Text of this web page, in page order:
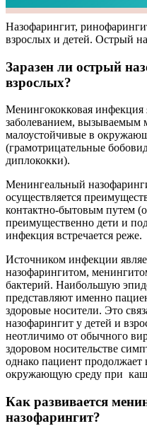
Назофарингит,
взрослых и детей. Острый
Заразен ли острый
взрослых?
Менингококковая
заболеванием, вызываемым
малоустойчивые в
(грамотрицательные
диплококки).
Менингеальный
осуществляется
контактно-бытовым путем
преимущественно дети и
инфекция встречается реже.
Источником инфекции
назофарингитом,
бактерий. Наибольшую
представляют именно
здоровые носители. Это
назофарингит у детей и
неотличимо от обычного
здоровом носительстве
однако пациент продолжает
окружающую среду при
Как развивается
назофарингит?